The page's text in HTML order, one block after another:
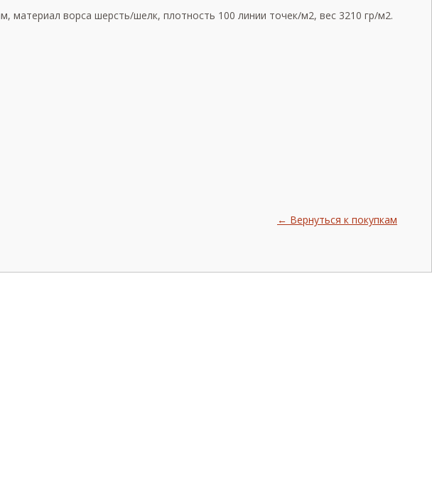
материал ворса шерсть/шелк, плотность 100 линии точек/м2, вес 3210 гр/м2.
← Вернуться к покупкам